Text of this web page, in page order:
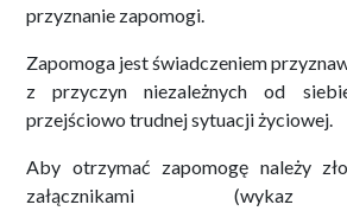
przyznanie zapomogi.
Zapomoga jest świadczeniem
z przyczyn niezależnych od
przejściowo trudnej sytuacji życiowej.
Aby otrzymać zapomogę należy
załącznikami (wykaz